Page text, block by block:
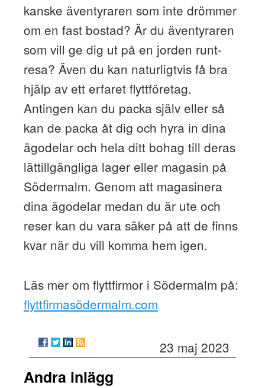
kanske äventyraren som inte drömmer
om en fast bostad? Är du äventyraren
som vill ge dig ut på en jorden runt-
resa? Även du kan naturligtvis få bra
hjälp av ett erfaret flyttföretag.
Antingen kan du packa själv eller så
kan de packa åt dig och hyra in dina
ägodelar och hela ditt bohag till deras
lättillgängliga lager eller magasin på
Södermalm. Genom att magasinera
dina ägodelar medan du är ute och
reser kan du vara säker på att de finns
kvar när du vill komma hem igen.
Läs mer om flyttfirmor i Södermalm på:
flyttfirmasödermalm.com
23 maj 2023
Andra inlägg